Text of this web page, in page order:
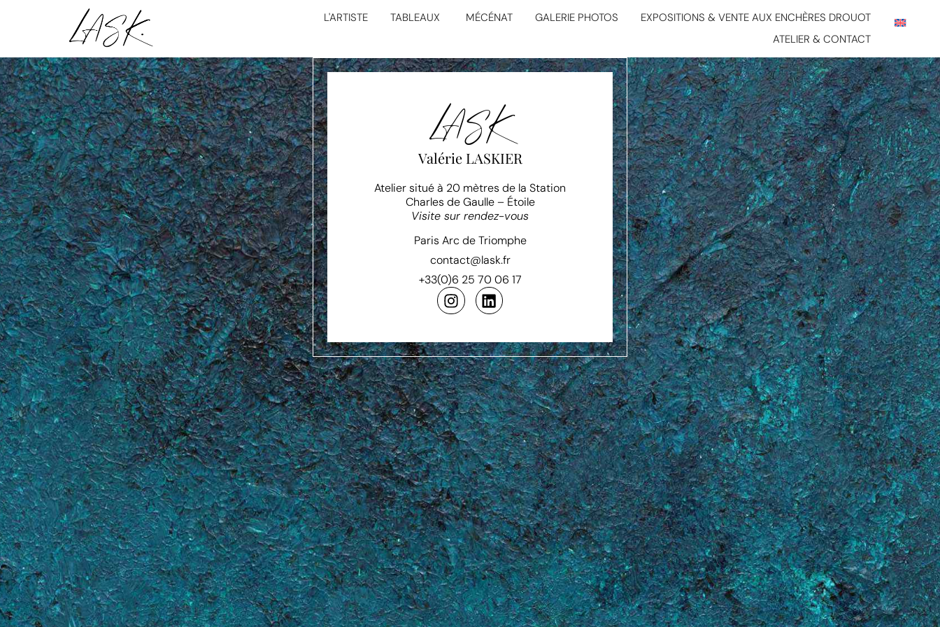
L'ARTISTE TABLEAUX MÉCÉNAT GALERIE PHOTOS
EXPOSITIONS & VENTE AUX ENCHÈRES DROUOT
ATELIER & CONTACT
LASK
Valérie LASKIER
Atelier situé à 20 mètres de la Station
Charles de Gaulle – Étoile
Visite sur rendez-vous
Paris Arc de Triomphe
contact@lask.fr
+33(0)6 25 70 06 17